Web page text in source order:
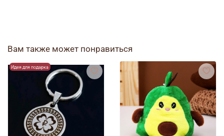
Вам также может понравиться
Идея для подарка